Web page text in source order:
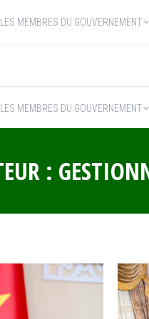
LES MEMBRES DU GOUVERNEMENT
:
LES MEMBRES DU GOUVERNEMENT